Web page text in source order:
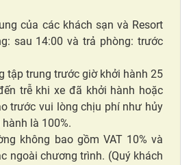
của các khách sạn và Resort
sau 14:00 và trả phòng: trước
tập trung trước giờ khởi hành 25
trễ khi xe đã khởi hành hoặc
trước vui lòng chịu phí như hủy
là 100%.
không bao gồm VAT 10% và
ngoài chương trình. (Quý khách